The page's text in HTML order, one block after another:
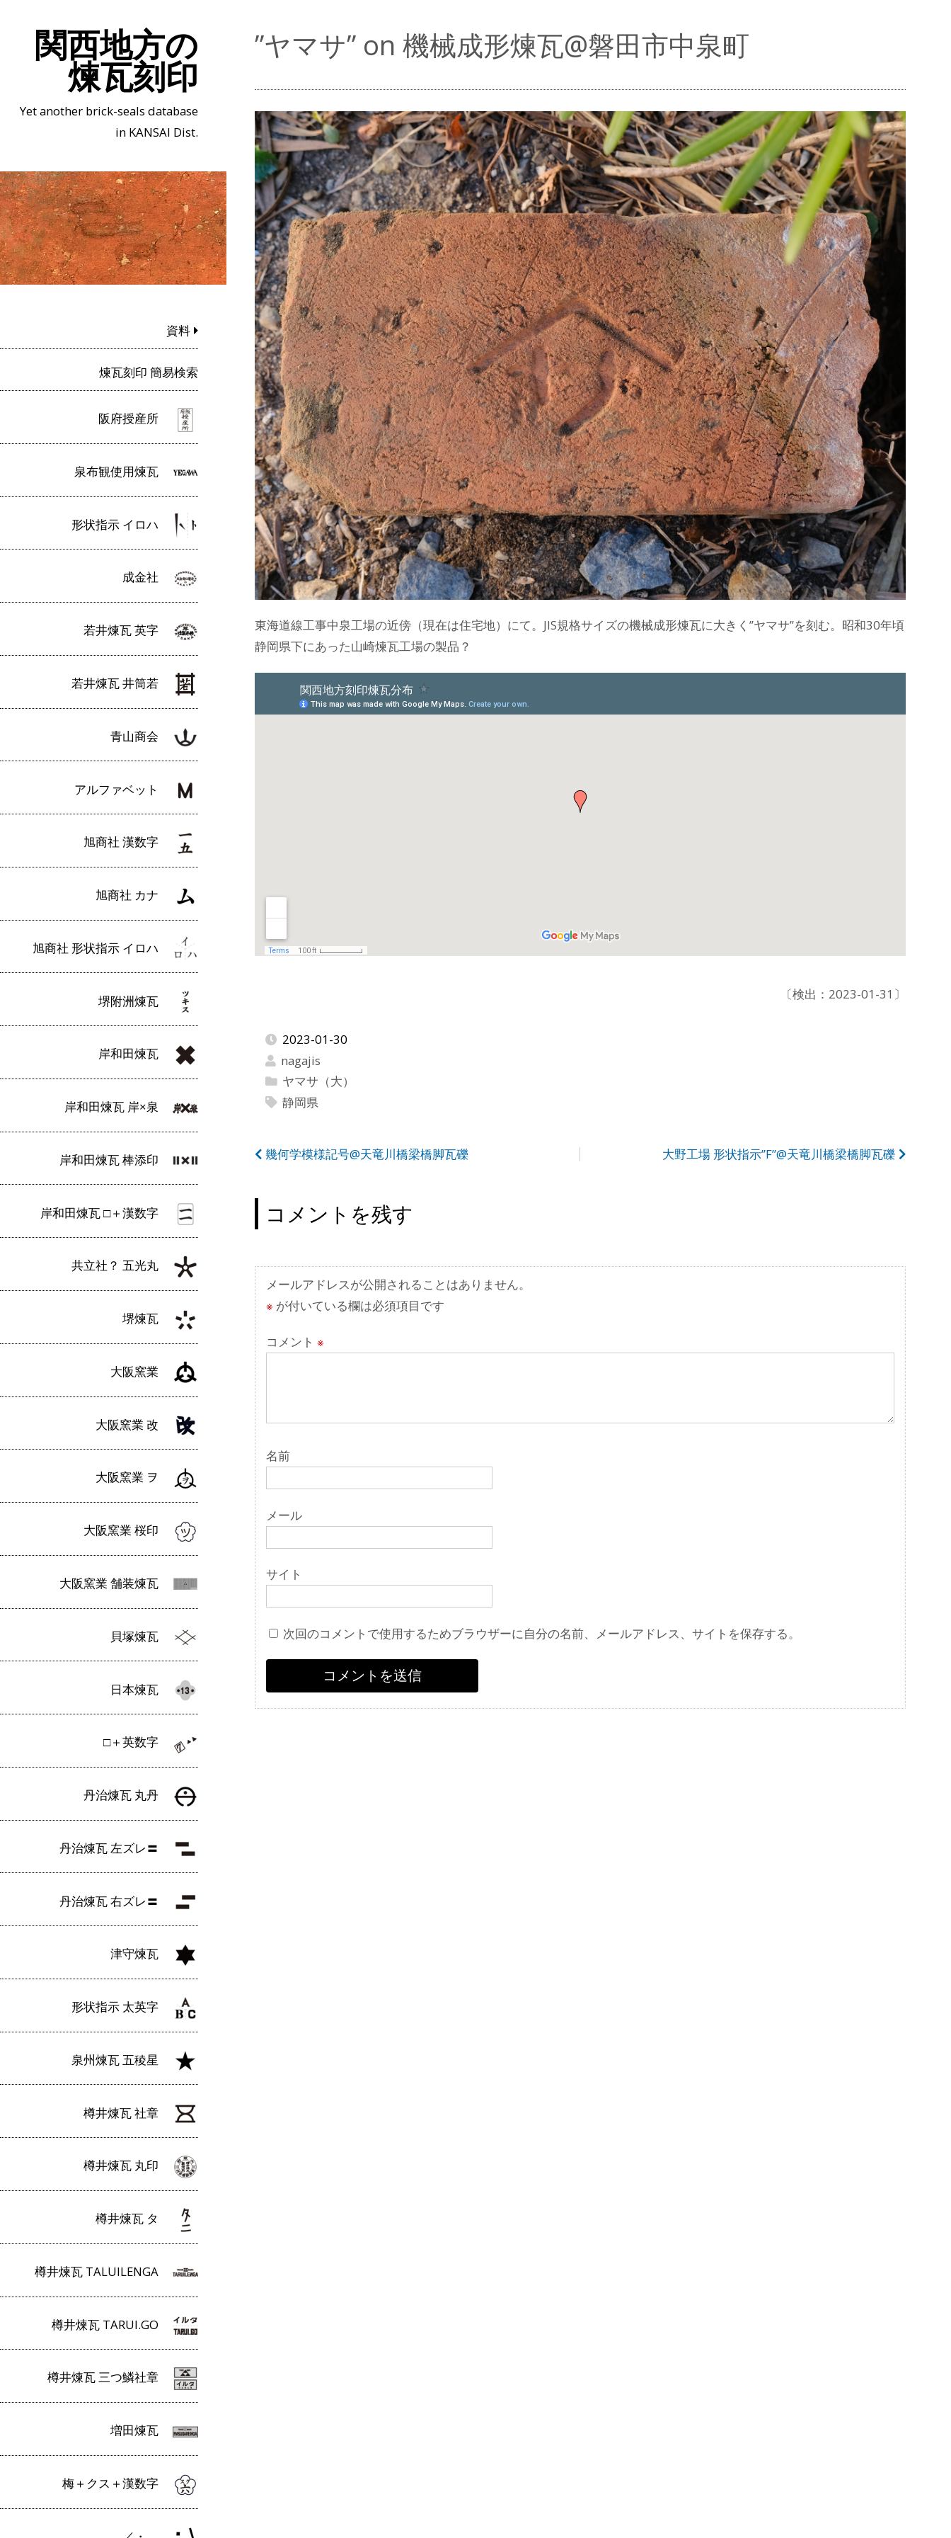
関西地方の
煉瓦刻印
Yet another brick-seals database
in KANSAI Dist.
資料
煉瓦刻印 簡易検索
阪府授産所
泉布観使用煉瓦
形状指示 イロハ
成金社
若井煉瓦 英字
若井煉瓦 井筒若
青山商会
アルファベット
旭商社 漢数字
旭商社 カナ
旭商社 形状指示 イロハ
堺附洲煉瓦
岸和田煉瓦
岸和田煉瓦 岸×泉
岸和田煉瓦 棒添印
岸和田煉瓦 □＋漢数字
共立社？ 五光丸
堺煉瓦
大阪窯業
大阪窯業 改
大阪窯業 ヲ
大阪窯業 桜印
大阪窯業 舗装煉瓦
貝塚煉瓦
日本煉瓦
□＋英数字
丹治煉瓦 丸丹
丹治煉瓦 左ズレ〓
丹治煉瓦 右ズレ〓
津守煉瓦
形状指示 太英字
泉州煉瓦 五稜星
樽井煉瓦 社章
樽井煉瓦 丸印
樽井煉瓦 タ
樽井煉瓦 TALUILENGA
樽井煉瓦 TARUI.GO
樽井煉瓦 三つ鱗社章
増田煉瓦
梅＋クス＋漢数字
”ヤマサ” on 機械成形煉瓦@磐田市中泉町
東海道線工事中泉工場の近傍（現在は住宅地）にて。JIS規格サイズの機械成形煉瓦に大きく”ヤマサ”を刻む。昭和30年頃
静岡県下にあった山崎煉瓦工場の製品？
〔検出：2023-01-31〕
2023-01-30
nagajis
ヤマサ（大）
静岡県
投
ナ
ビ
ゲ
ー
シ
ョ
ン
大野工場 形状指示”F”@天竜川橋梁橋脚瓦礫
幾何学模様記号@天竜川橋梁橋脚瓦礫
コメントを残す
メールアドレスが公開されることはありません。
※ が付いている欄は必須項目です
コメント ※
名前
メール
サイト
次回のコメントで使用するためブラウザーに自分の名前、メールアドレス、サイトを保存する。